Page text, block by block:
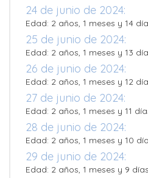
24 de junio de 2024:
Edad: 2 años, 1 meses y 14
25 de junio de 2024:
Edad: 2 años, 1 meses y 13
26 de junio de 2024:
Edad: 2 años, 1 meses y 12
27 de junio de 2024:
Edad: 2 años, 1 meses y 11
28 de junio de 2024:
Edad: 2 años, 1 meses y 10
29 de junio de 2024:
Edad: 2 años, 1 meses y 9 días